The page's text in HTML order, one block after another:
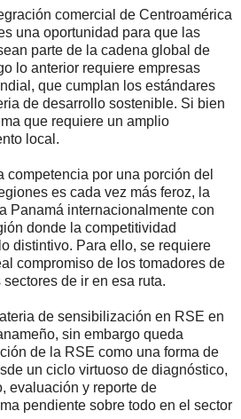
comercial de Centroamérica
una oportunidad para que las
parte de la cadena global de
lo anterior requiere empresas
que cumplan los estándares
de desarrollo sostenible. Si bien
que requiere un amplio
local.
competencia por una porción del
es cada vez más feroz, la
Panamá internacionalmente con
donde la competitividad
distintivo. Para ello, se requiere
compromiso de los tomadores de
de ir en esa ruta.
de sensibilización en RSE en
sin embargo queda
de la RSE como una forma de
un ciclo virtuoso de diagnóstico,
evaluación y reporte de
pendiente sobre todo en el sector